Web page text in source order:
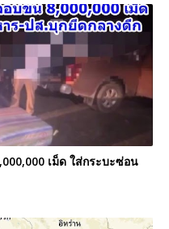
เม็ด ใส่กระบะซ่อน